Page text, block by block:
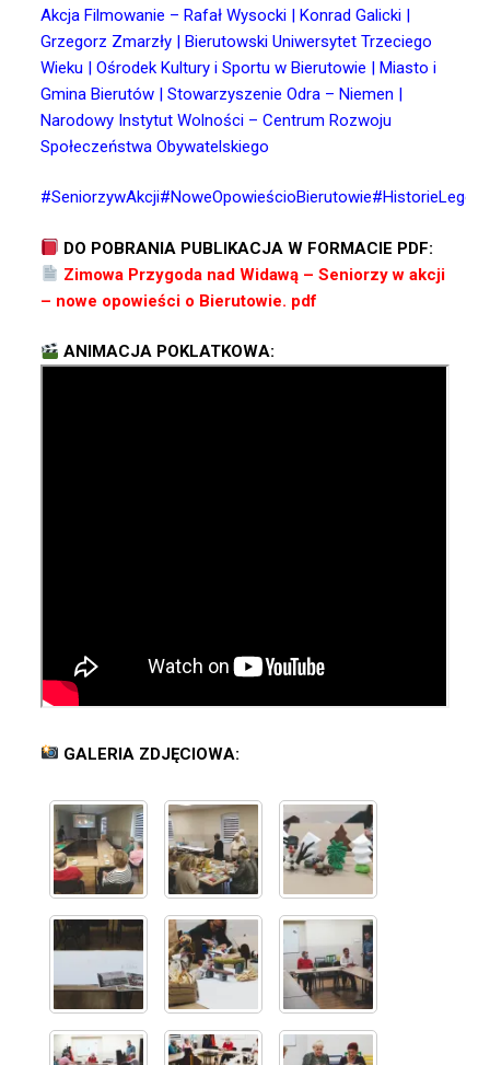
Akcja Filmowanie – Rafał Wysocki |Konrad Galicki |
Grzegorz Zmarzły |Bierutowski Uniwersytet Trzeciego
Wieku |Ośrodek Kultury i Sportu w Bierutowie |Miasto i
Gmina Bierutów |Stowarzyszenie Odra – Niemen |
Narodowy Instytut Wolności – Centrum Rozwoju
Społeczeństwa Obywatelskiego
#SeniorzywAkcji#NoweOpowieścioBierutowie
DO POBRANIA PUBLIKACJA W FORMACIE PDF:
Zimowa Przygoda nad Widawą – Seniorzy w akcji
– nowe opowieści o Bierutowie. pdf
ANIMACJA POKLATKOWA:
GALERIA ZDJĘCIOWA: